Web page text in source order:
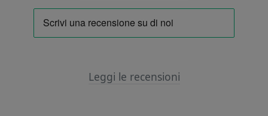
Leggi le recensioni